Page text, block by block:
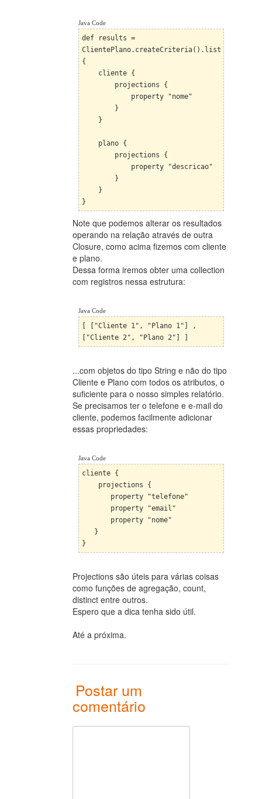
Java Code
def results =
ClientePlano.createCriteria().list
{
cliente {
projections {
property "nome"
}
}
plano {
projections {
property "descricao"
}
}
}
Note que podemos alterar os resultados
operando na relação através de outra
Closure, como acima fizemos com cliente
e plano.
Dessa forma iremos obter uma collection
com registros nessa estrutura:
Java Code
[ ["Cliente 1", "Plano 1"] ,
["Cliente 2", "Plano 2"] ]
...com objetos do tipo String e não do tipo
Cliente e Plano com todos os atributos, o
suficiente para o nosso simples relatório.
Se precisamos ter o telefone e e-mail do
cliente, podemos facilmente adicionar
essas propriedades:
Java Code
cliente {
projections {
property "telefone"
property "email"
property "nome"
}
}
Projections são úteis para várias coisas
como funções de agregação, count,
distinct entre outros.
Espero que a dica tenha sido útil.
Até a próxima.
Postar um
comentário